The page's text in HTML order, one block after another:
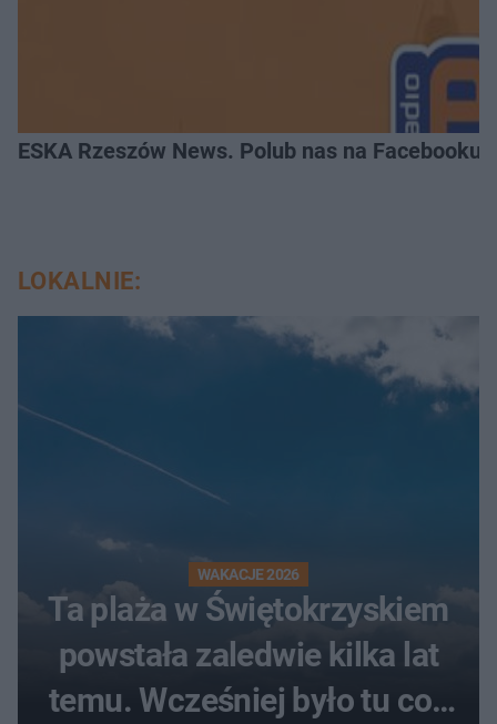
ESKA Rzeszów News. Polub nas na Facebooku!
LOKALNIE:
WAKACJE 2026
Ta plaża w Świętokrzyskiem
powstała zaledwie kilka lat
temu. Wcześniej było tu coś